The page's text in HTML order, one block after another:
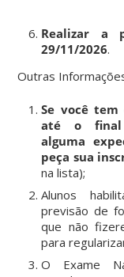
Realizar a
29/11/2026.
Outras
Se você
até o final
alguma
peça sua
na lista);
Alunos
previsão de
que não
para
O Exame